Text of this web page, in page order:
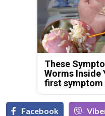
These
Worms Inside
first symptom
Facebook